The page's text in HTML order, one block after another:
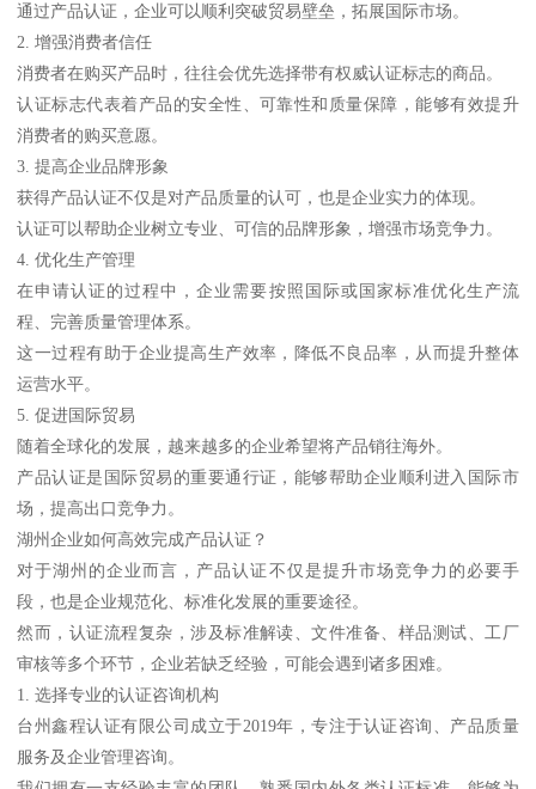
通过产品认证，企业可以顺利突破贸易壁垒，拓展国际市场。
2. 增强消费者信任
消费者在购买产品时，往往会优先选择带有权威认证标志的商品。
认证标志代表着产品的安全性、可靠性和质量保障，能够有效提升
消费者的购买意愿。
3. 提高企业品牌形象
获得产品认证不仅是对产品质量的认可，也是企业实力的体现。
认证可以帮助企业树立专业、可信的品牌形象，增强市场竞争力。
4. 优化生产管理
在申请认证的过程中，企业需要按照国际或国家标准优化生产流
程、完善质量管理体系。
这一过程有助于企业提高生产效率，降低不良品率，从而提升整体
运营水平。
5. 促进国际贸易
随着全球化的发展，越来越多的企业希望将产品销往海外。
产品认证是国际贸易的重要通行证，能够帮助企业顺利进入国际市
场，提高出口竞争力。
湖州企业如何高效完成产品认证？
对于湖州的企业而言，产品认证不仅是提升市场竞争力的必要手
段，也是企业规范化、标准化发展的重要途径。
然而，认证流程复杂，涉及标准解读、文件准备、样品测试、工厂
审核等多个环节，企业若缺乏经验，可能会遇到诸多困难。
1. 选择专业的认证咨询机构
台州鑫程认证有限公司成立于2019年，专注于认证咨询、产品质量
服务及企业管理咨询。